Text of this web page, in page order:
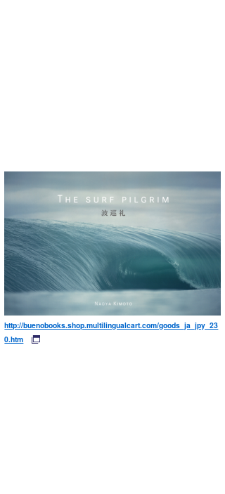
http://buenobooks.shop.multilingualcart.com/goods_ja_jpy_23
0.htm